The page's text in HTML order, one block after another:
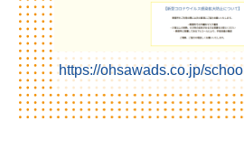
https://ohsawads.co.jp/school